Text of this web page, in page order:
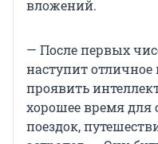
вложений.
— После первых
наступит отличное
проявить
хорошее время для
поездок,